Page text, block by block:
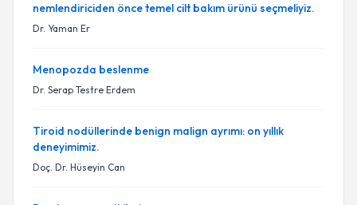
nemlendiriciden önce temel cilt bakım ürünü seçmeliyiz.
Dr. Yaman Er
Menopozda beslenme
Dr. Serap Testre Erdem
Tiroid nodüllerinde benign malign ayrımı: on yıllık
deneyimimiz.
Doç. Dr. Hüseyin Can